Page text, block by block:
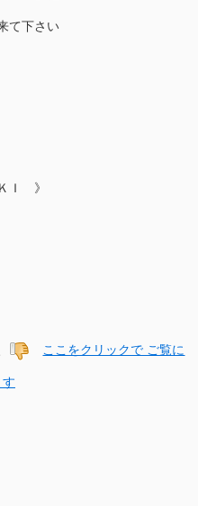
て下さい
Ｉ 》
ここをクリックで ご覧に